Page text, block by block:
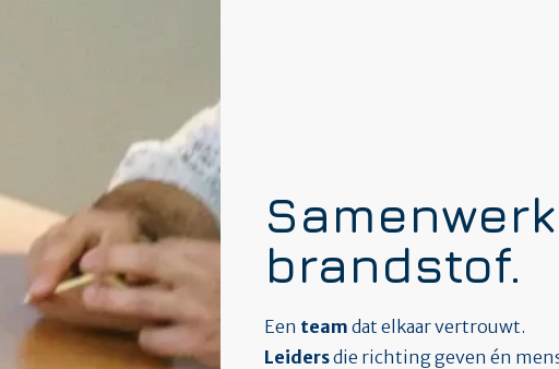
brandstof.
Een team dat elkaar vertrouwt.
Leidersdie richting geven én